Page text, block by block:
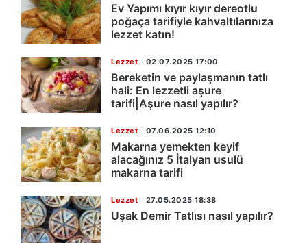
Ev Yapımı kıyır kıyır dereotlu
poğaça tarifiyle kahvaltılarınıza
lezzet katın!
Lezzet 02.07.2025 17:00
Bereketin ve paylaşmanın tatlı
hali: En lezzetli aşure
tarifi|Aşure nasıl yapılır?
Lezzet 07.06.2025 12:10
Makarna yemekten keyif
alacağınız 5 İtalyan usulü
makarna tarifi
Lezzet 27.05.2025 18:38
Uşak Demir Tatlısı nasıl yapılır?